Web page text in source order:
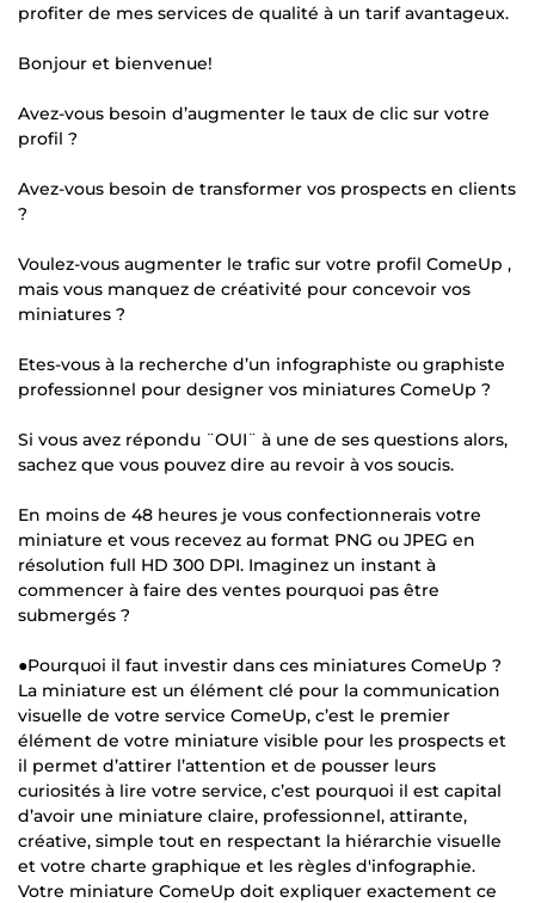
profiter de mes services de qualité à un tarif avantageux.
Bonjour et bienvenue!
Avez-vous besoin d’augmenter le taux de clic sur votre
profil ?
Avez-vous besoin de transformer vos prospects en clients
?
Voulez-vous augmenter le trafic sur votre profil ComeUp ,
mais vous manquez de créativité pour concevoir vos
miniatures ?
Etes-vous à la recherche d’un infographiste ou graphiste
professionnel pour designer vos miniatures ComeUp ?
Si vous avez répondu ¨OUI¨ à une de ses questions alors,
sachez que vous pouvez dire au revoir à vos soucis.
En moins de 48 heures je vous confectionnerais votre
miniature et vous recevez au format PNG ou JPEG en
résolution full HD 300 DPI. Imaginez un instant à
commencer à faire des ventes pourquoi pas être
submergés ?
●Pourquoi il faut investir dans ces miniatures ComeUp ?
La miniature est un élément clé pour la communication
visuelle de votre service ComeUp, c’est le premier
élément de votre miniature visible pour les prospects et
il permet d’attirer l’attention et de pousser leurs
curiosités à lire votre service, c’est pourquoi il est capital
d’avoir une miniature claire, professionnel, attirante,
créative, simple tout en respectant la hiérarchie visuelle
et votre charte graphique et les règles d'infographie.
Votre miniature ComeUp doit expliquer exactement ce